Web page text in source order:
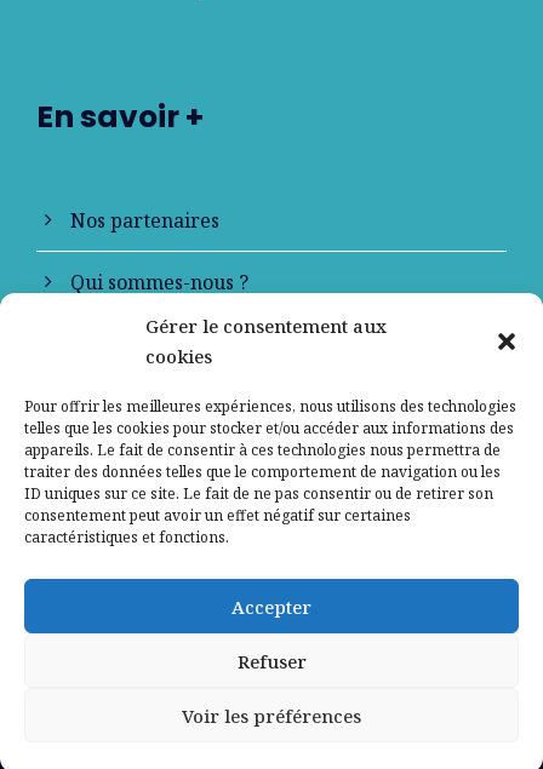
Gérer le consentement aux
cookies
Pour offrir les meilleures expériences, nous utilisons des technologies
telles que les cookies pour stocker et/ou accéder aux informations des
appareils. Le fait de consentir à ces technologies nous permettra de
traiter des données telles que le comportement de navigation ou les
ID uniques sur ce site. Le fait de ne pas consentir ou de retirer son
consentement peut avoir un effet négatif sur certaines
caractéristiques et fonctions.
Accepter
Refuser
Voir les préférences
En savoir +
Nos partenaires
Qui sommes-nous ?
Contactez-nous
Mentions légales
Politique de confidentialité